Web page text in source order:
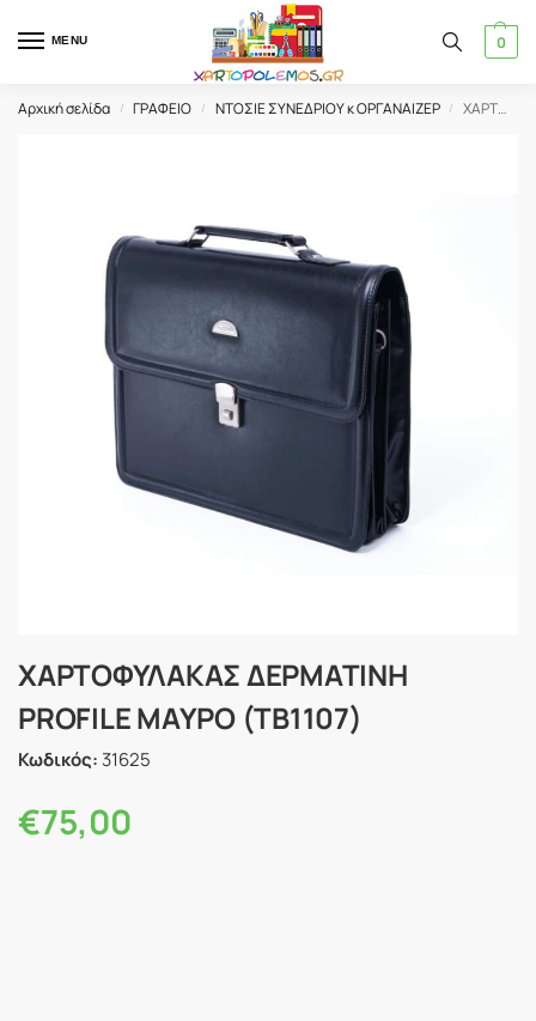
MENU 0
Αρχική σελίδα / ΓΡΑΦΕΙΟ / ΝΤΟΣΙΕ ΣΥΝΕΔΡΙΟΥ κ ΟΡΓΑΝΑΙΖΕΡ / ΧΑΡΤΟΦΥΛΑΚΑΣ ΔΕΡΜΑΤΙΝΗ PROFILE ΜΑΥΡΟ (TB1107)
ΧΑΡΤΟΦΥΛΑΚΑΣ ΔΕΡΜΑΤΙΝΗ
PROFILE ΜΑΥΡΟ (TB1107)
Κωδικός: 31625
€75,00